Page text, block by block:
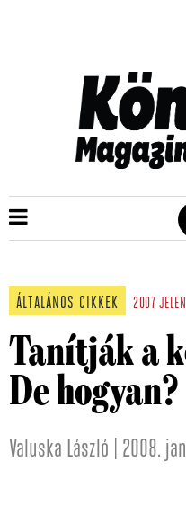
ÁLTALÁNOS CIKKEK 2007
Tanítják a
De hogyan?
Valuska László | 2008.